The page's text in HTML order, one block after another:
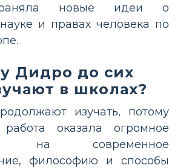
новые идеи о
и правах человека по
Дидро до сих
в школах?
изучать, потому
оказала огромное
на современное
философию и способы